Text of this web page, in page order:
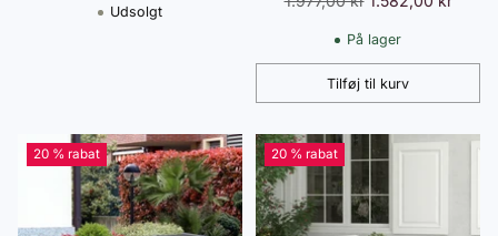
Udsolgt
rampe, 98x95x102,5 cm,
På lager
Tilføj til kurv
Antal
20 % rabat 20 % rabat